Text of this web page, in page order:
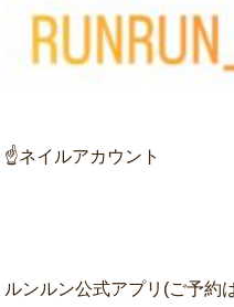
☝ネイルアカウント
ルンルン公式アプリ(ご予約